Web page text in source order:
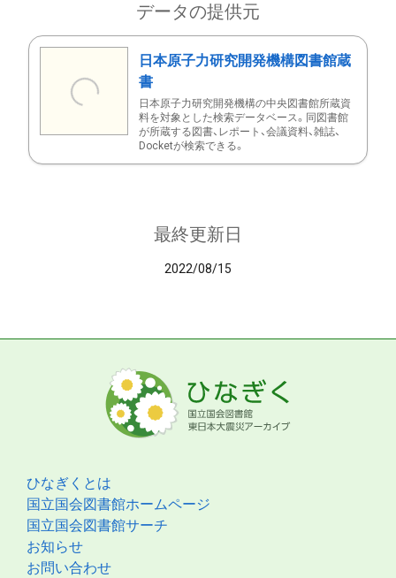
データの提供元
日本原子力研究開発機構図書館蔵
書
日本原子力研究開発機構の中央図書館所蔵資
料を対象とした検索データベース。同図書館
が所蔵する図書、レポート、会議資料、雑誌、
Docketが検索できる。
最終更新日
2022/08/15
ひなぎくとは
国立国会図書館ホームページ
国立国会図書館サーチ
お知らせ
お問い合わせ